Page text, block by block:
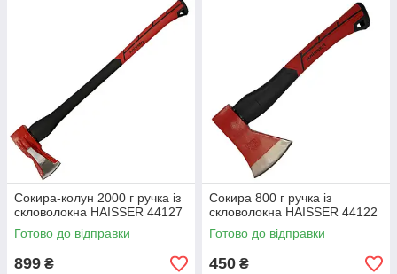
Сокира-колун 2000 г ручка із
скловолокна HAISSER 44127
Готово до відправки
899 ₴
Сокира 800 г ручка із
скловолокна HAISSER 44122
Готово до відправки
450 ₴